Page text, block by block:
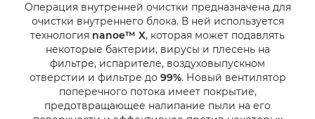
Операция внутренней очистки предназначена для
очистки внутреннего блока. В ней используется
технология nanoe™ X, которая может подавлять
некоторые бактерии, вирусы и плесень на
фильтре, испарителе, воздуховыпускном
отверстии и фильтре до 99%. Новый вентилятор
поперечного потока имеет покрытие,
предотвращающее налипание пыли на его